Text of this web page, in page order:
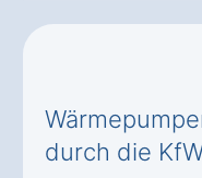
durch die